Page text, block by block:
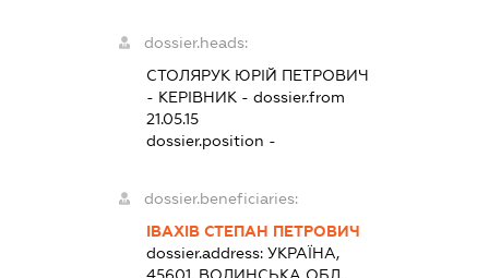
dossier.heads:
СТОЛЯРУК ЮРІЙ ПЕТРОВИЧ
- КЕРІВНИК- dossier.from
21.05.15
dossier.position -
dossier.beneficiaries:
ІВАХІВ СТЕПАН ПЕТРОВИЧ
dossier.address: УКРАЇНА,